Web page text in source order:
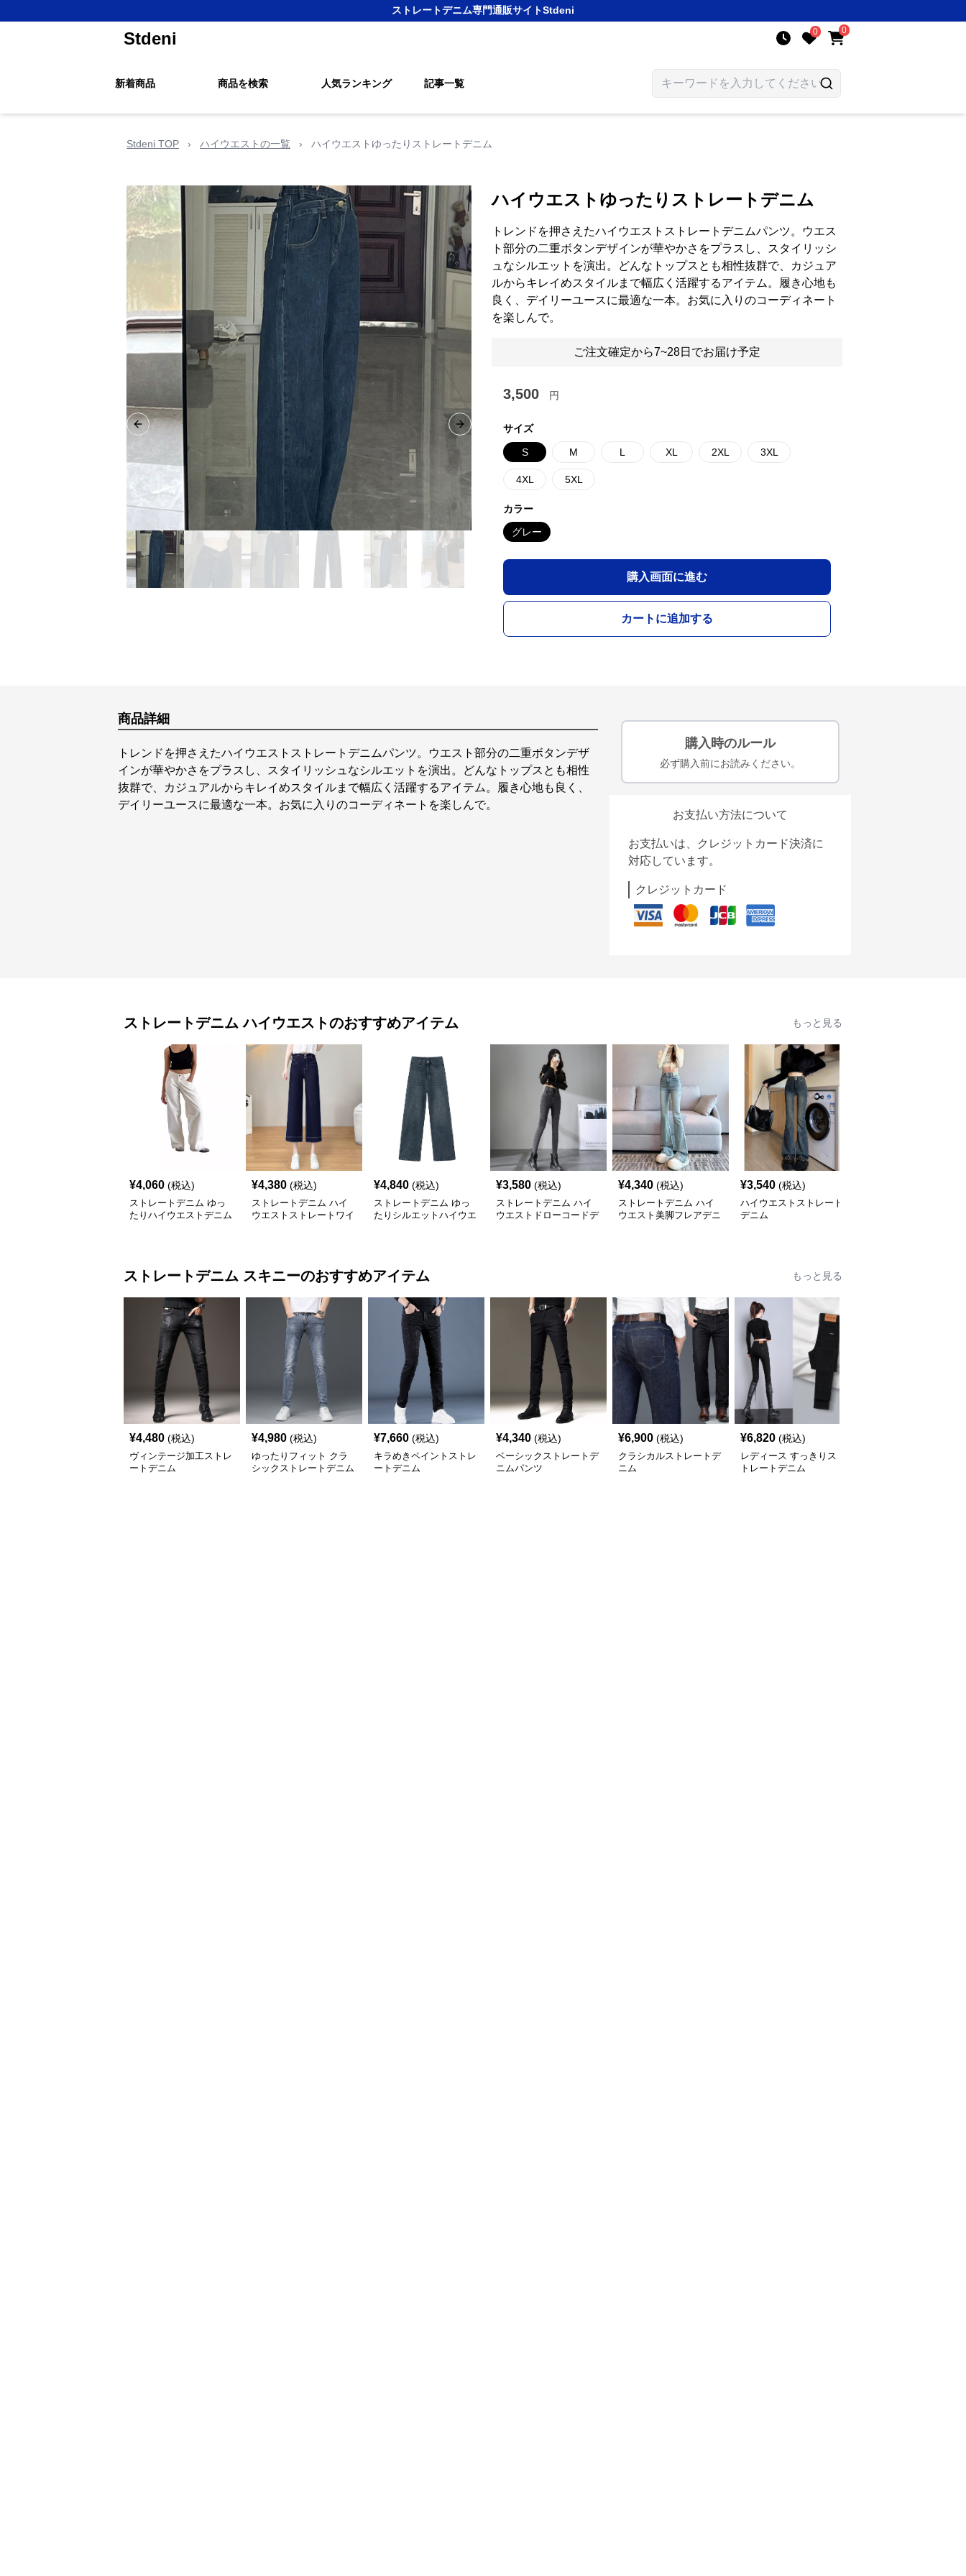
ストレートデニム専門通販サイトStdeni
Stdeni 0 0
新着商品 商品を検索 人気ランキング 記事一覧
Stdeni TOP › ハイウエストの一覧 › ハイウエストゆったりストレートデニム
Previous slide Next slide
ハイウエストゆったりストレートデニム
トレンドを押さえたハイウエストストレートデニムパンツ。ウエス
ト部分の二重ボタンデザインが華やかさをプラスし、スタイリッシ
ュなシルエットを演出。どんなトップスとも相性抜群で、カジュア
ルからキレイめスタイルまで幅広く活躍するアイテム。履き心地も
良く、デイリーユースに最適な一本。お気に入りのコーディネート
を楽しんで。
ご注文確定から7~28日でお届け予定
3,500 円
サイズ
S M L XL 2XL 3XL
4XL 5XL
カラー
グレー
購入画面に進む
カートに追加する
商品詳細
トレンドを押さえたハイウエストストレートデニムパンツ。ウエスト部分の二重ボタンデザ
インが華やかさをプラスし、スタイリッシュなシルエットを演出。どんなトップスとも相性
抜群で、カジュアルからキレイめスタイルまで幅広く活躍するアイテム。履き心地も良く、
デイリーユースに最適な一本。お気に入りのコーディネートを楽しんで。
購入時のルール
必ず購入前にお読みください。
お支払い方法について
お支払いは、クレジットカード決済に
対応しています。
クレジットカード
ストレートデニム ハイウエストのおすすめアイテム もっと見る
¥4,060 (税込)
ストレートデニム ゆっ
たりハイウエストデニム
¥4,380 (税込)
ストレートデニム ハイ
ウエストストレートワイ
¥4,840 (税込)
ストレートデニム ゆっ
たりシルエットハイウエ
¥3,580 (税込)
ストレートデニム ハイ
ウエストドローコードデ
¥4,340 (税込)
ストレートデニム ハイ
ウエスト美脚フレアデニ
¥3,540 (税込)
ハイウエストストレート
デニム
ストレートデニム スキニーのおすすめアイテム もっと見る
¥4,480 (税込)
ヴィンテージ加工ストレ
ートデニム
¥4,980 (税込)
ゆったりフィット クラ
シックストレートデニム
¥7,660 (税込)
キラめきペイントストレ
ートデニム
¥4,340 (税込)
ベーシックストレートデ
ニムパンツ
¥6,900 (税込)
クラシカルストレートデ
ニム
¥6,820 (税込)
レディース すっきりス
トレートデニム